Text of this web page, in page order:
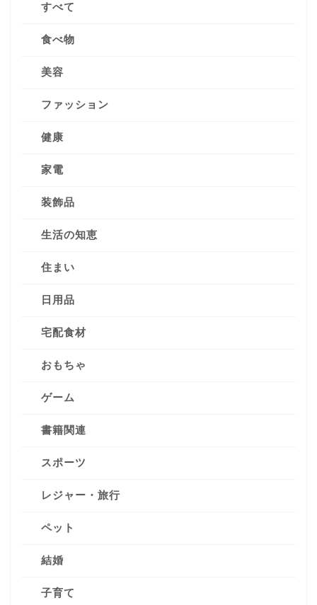
すべて
食べ物
美容
ファッション
健康
家電
装飾品
生活の知恵
住まい
日用品
宅配食材
おもちゃ
ゲーム
書籍関連
スポーツ
レジャー・旅行
ペット
結婚
子育て